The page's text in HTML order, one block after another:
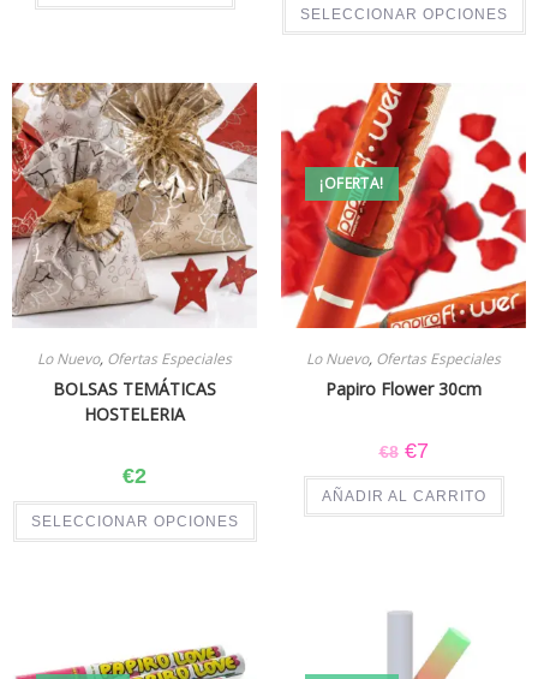
SELECCIONAR OPCIONES
Lo Nuevo, Ofertas Especiales
BOLSAS TEMÁTICAS
HOSTELERIA
€2
SELECCIONAR OPCIONES
¡OFERTA!
Lo Nuevo, Ofertas Especiales
Papiro Flower 30cm
€8 €7
AÑADIR AL CARRITO